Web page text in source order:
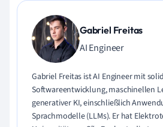
Gabriel Freitas
AI Engineer
Gabriel Freitas ist AI Engineer mit
Softwareentwicklung, maschinellen
generativer KI, einschließlich
Sprachmodelle (LLMs). Er hat